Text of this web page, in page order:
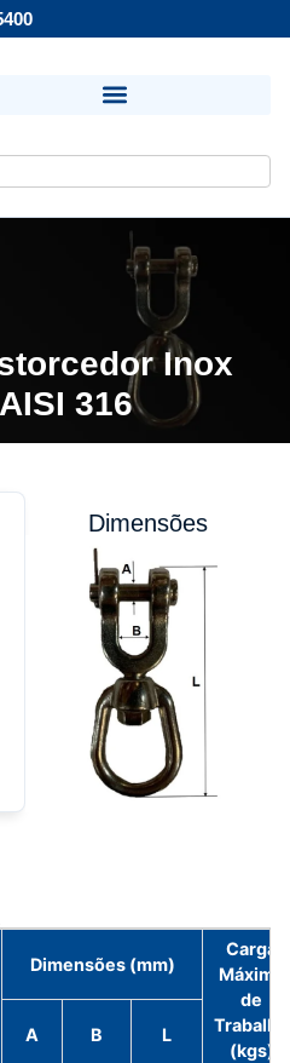
Inox
316
Dimensões
Dimensões (mm)
Carga
Máxima
de
Trabalho
(kgs)
A B L